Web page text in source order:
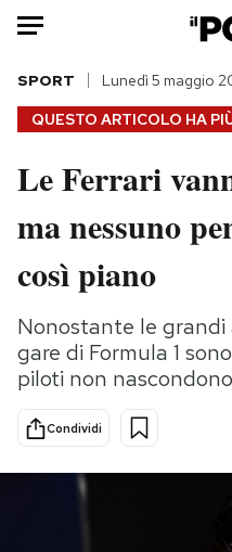
HOME
Italia
Politica
Tecnologia
Scienza
Sport
QUESTO ARTICOLO HA
SPORT Lunedì 5 maggio
Le Ferrari
ma nessuno
così piano
Nonostante le
gare di Formula 1
piloti non
Condividi